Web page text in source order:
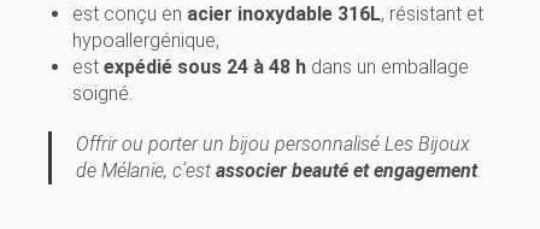
est conçu en acier inoxydable 316L, résistant et
hypoallergénique,
est expédié sous 24 à 48 h dans un emballage
soigné.
Offrir ou porter un bijou personnalisé Les Bijoux
de Mélanie, c’est associer beauté et engagement.